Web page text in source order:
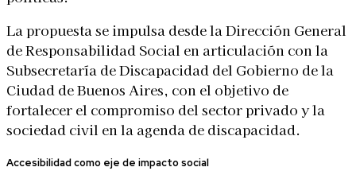
La propuesta se impulsa desde la Dirección General
de Responsabilidad Social en articulación con la
Subsecretaría de Discapacidad del Gobierno de la
Ciudad de Buenos Aires, con el objetivo de
fortalecer el compromiso del sector privado y la
sociedad civil en la agenda de discapacidad.
Accesibilidad como eje de impacto social